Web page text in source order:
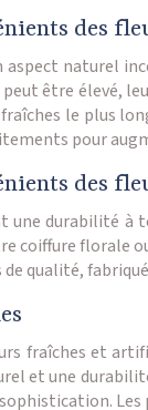
des
aspect naturel
être élevé,
le plus
pour
des
durabilité à
coiffure florale
qualité,
fraîches et
et une
sophistication.